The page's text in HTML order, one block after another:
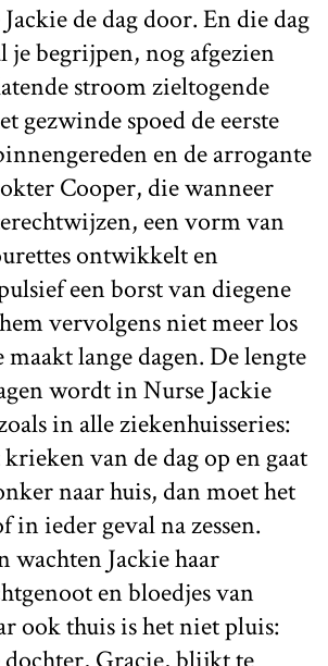
de dag door. En die dag
je begrijpen, nog afgezien
stroom zieltogende
gezwinde spoed de eerste
en de arrogante
Cooper, die wanneer
een vorm van
ontwikkelt en
een borst van diegene
vervolgens niet meer los
maakt lange dagen. De lengte
wordt in Nurse Jackie
in alle ziekenhuisseries:
van de dag op en gaat
naar huis, dan moet het
in ieder geval na zessen.
wachten Jackie haar
en bloedjes van
ook thuis is het niet pluis: